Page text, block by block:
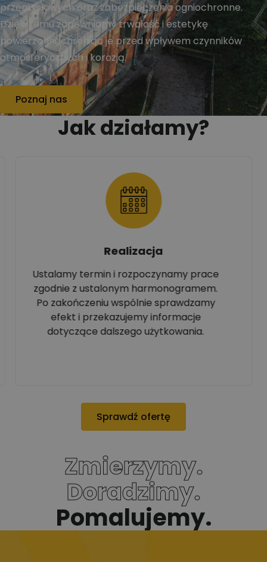
przemysłowych oraz zabezpieczenia ogniochronne.
Dzięki temu zapewniamy trwałość i estetykę
powierzchni, chroniąc je przed wpływem czynników
atmosferycznych i korozją.
Poznaj nas
Jak działamy?
Realizacja
Ustalamy termin i rozpoczynamy prace
zgodnie z ustalonym harmonogramem.
Po zakończeniu wspólnie sprawdzamy
efekt i przekazujemy informacje
dotyczące dalszego użytkowania.
Sprawdź ofertę
Zmierzymy.
Doradzimy.
Pomalujemy.